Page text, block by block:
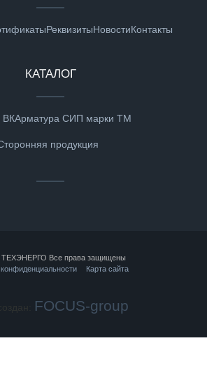
РеквизитыНовостиКонтакты
КАТАЛОГ
ВКАрматура СИП марки ТМ
продукция
ТЕХЭНЕРГО Все права защищены
конфиденциальности
Карта сайта
FOCUS-group